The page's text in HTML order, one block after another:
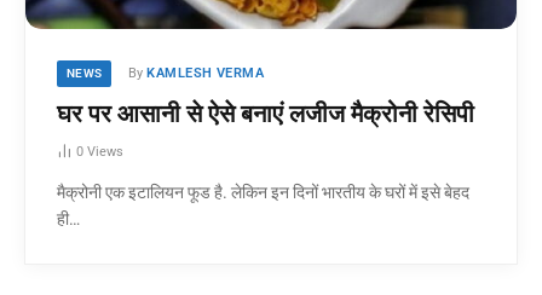
NEWS By KAMLESH VERMA
घर पर आसानी से ऐसे बनाएं लजीज मैक्रोनी रेसिपी
0 Views
मैक्रोनी एक इटालियन फूड है. लेकिन इन दिनों भारतीय के घरों में इसे बेहद
ही…